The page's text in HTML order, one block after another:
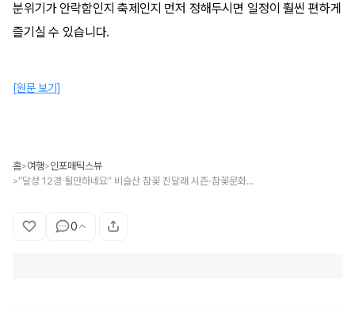
분위기가 안락함인지 축제인지 먼저 정해두시면 일정이 훨씬 편하게
즐기실 수 있습니다.
[원문 보기]
홈>여행>인포매틱스뷰
> “달성 12경 될만하네요” 비슬산 참꽃 진달래 시즌·참꽃문화제 대구 여행지 추천
0